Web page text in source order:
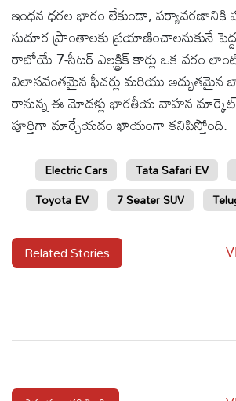
ఇంధన ధరల భారం లేకుండా,
సుదూర ప్రాంతాలకు ప్రయాణించాలనుకునే
రాబోయే 7-సీటర్ ఎలక్ట్రిక్ కార్లు ఒక వరం
విలాసవంతమైన ఫీచర్లు మరియు అద్భుతమైన
రానున్న ఈ మోడళ్లు భారతీయ వాహన మార్కెట్
పూర్తిగా మార్చేయడం ఖాయంగా కనిపిస్తోంది.
Electric Cars Tata Safari EV
Toyota EV
7 Seater SUV
Related Stories